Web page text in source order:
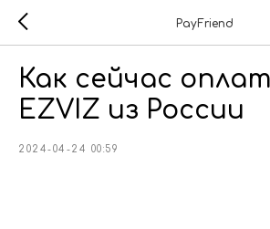
PayFriend
Как сейчас
EZVIZ из России
2024-04-24 00:59